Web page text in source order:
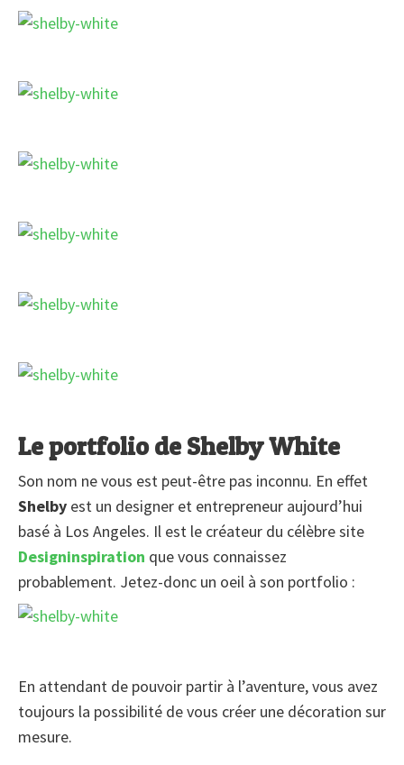
Le portfolio de Shelby White
Son nom ne vous est peut-être pas inconnu. En effet
Shelby est un designer et entrepreneur aujourd’hui
basé à Los Angeles. Il est le créateur du célèbre site
Designinspiration que vous connaissez
probablement. Jetez-donc un oeil à son portfolio :
En attendant de pouvoir partir à l’aventure, vous avez
toujours la possibilité de vous créer une décoration sur
mesure.